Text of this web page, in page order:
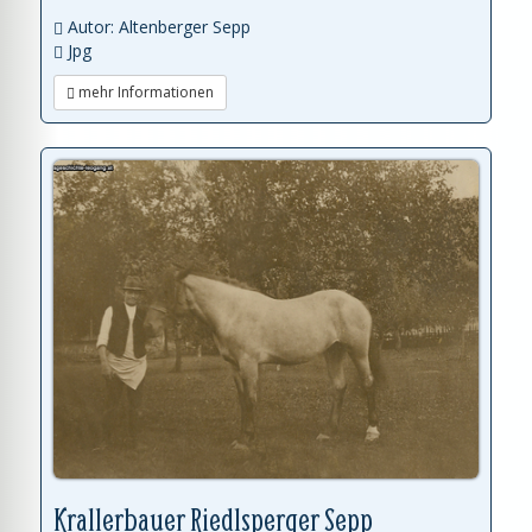
Autor: Altenberger Sepp
Jpg
mehr Informationen
Krallerbauer Riedlsperger Sepp